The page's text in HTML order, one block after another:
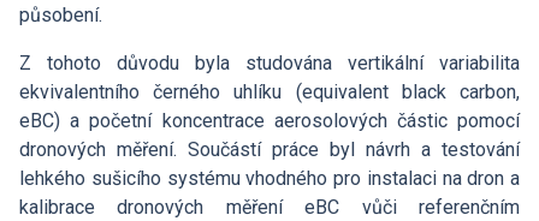
Veřejné zakázky
působení.
Z tohoto důvodu byla studována vertikální variabilita
ekvivalentního černého uhlíku (equivalent black carbon,
eBC) a početní koncentrace aerosolových částic pomocí
dronových měření. Součástí práce byl návrh a testování
lehkého sušicího systému vhodného pro instalaci na dron a
kalibrace dronových měření eBC vůči referenčním